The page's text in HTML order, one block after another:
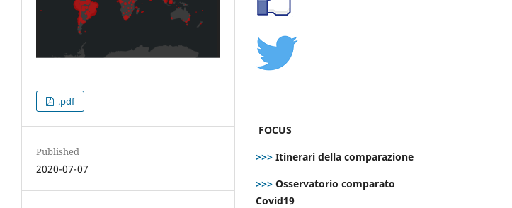
.pdf
Published
2020-07-07
FOCUS
>>> Itinerari della comparazione
>>> Osservatorio comparato
Covid19